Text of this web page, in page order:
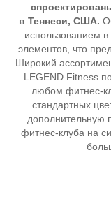
в Теннеси, США.
использованием
элементов, что
Широкий
LEGEND Fitness
любом фитнес-
стандартных
дополнительную
фитнес-клуба на